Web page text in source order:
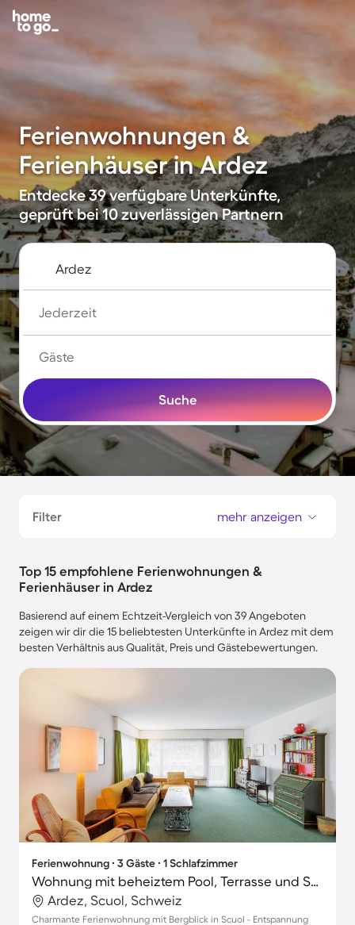
Ferienwohnungen &
Ferienhäuser in Ardez
Entdecke 39 verfügbare Unterkünfte,
geprüft bei 10 zuverlässigen Partnern
Jederzeit
Gäste
Suche
Filter mehr anzeigen
Top 15 empfohlene Ferienwohnungen &
Ferienhäuser in Ardez
Basierend auf einem Echtzeit-Vergleich von 39 Angeboten
zeigen wir dir die 15 beliebtesten Unterkünfte in Ardez mit dem
besten Verhältnis aus Qualität, Preis und Gästebewertungen.
Ferienwohnung ∙ 3 Gäste ∙ 1 Schlafzimmer
Wohnung mit beheiztem Pool, Terrasse und Sauna | Bergblick | Perfekt für die Arbeit von Zuhause
Ardez, Scuol, Schweiz
Charmante Ferienwohnung mit Bergblick in Scuol - Entspannung